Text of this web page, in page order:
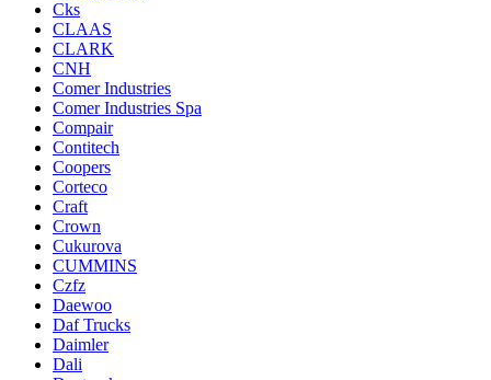
Cks
CLAAS
CLARK
CNH
Comer Industries
Comer Industries Spa
Compair
Contitech
Coopers
Corteco
Craft
Crown
Cukurova
CUMMINS
Czfz
Daewoo
Daf Trucks
Daimler
Dali